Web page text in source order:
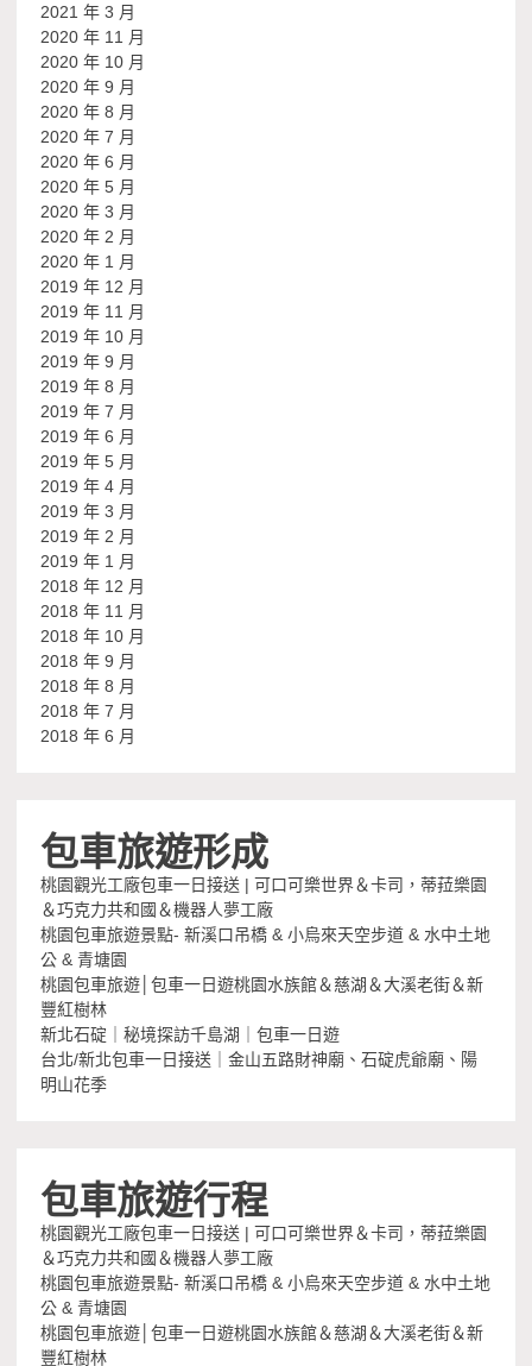
2021 年 3 月
2020 年 11 月
2020 年 10 月
2020 年 9 月
2020 年 8 月
2020 年 7 月
2020 年 6 月
2020 年 5 月
2020 年 3 月
2020 年 2 月
2020 年 1 月
2019 年 12 月
2019 年 11 月
2019 年 10 月
2019 年 9 月
2019 年 8 月
2019 年 7 月
2019 年 6 月
2019 年 5 月
2019 年 4 月
2019 年 3 月
2019 年 2 月
2019 年 1 月
2018 年 12 月
2018 年 11 月
2018 年 10 月
2018 年 9 月
2018 年 8 月
2018 年 7 月
2018 年 6 月
包車旅遊形成
桃園觀光工廠包車一日接送 | 可口可樂世界＆卡司，蒂菈樂園
＆巧克力共和國＆機器人夢工廠
桃園包車旅遊景點- 新溪口吊橋 & 小烏來天空步道 & 水中土地
公 & 青塘園
桃園包車旅遊│包車一日遊桃園水族館＆慈湖＆大溪老街＆新
豐紅樹林
新北石碇｜秘境探訪千島湖｜包車一日遊
台北/新北包車一日接送｜金山五路財神廟、石碇虎爺廟、陽
明山花季
包車旅遊行程
桃園觀光工廠包車一日接送 | 可口可樂世界＆卡司，蒂菈樂園
＆巧克力共和國＆機器人夢工廠
桃園包車旅遊景點- 新溪口吊橋 & 小烏來天空步道 & 水中土地
公 & 青塘園
桃園包車旅遊│包車一日遊桃園水族館＆慈湖＆大溪老街＆新
豐紅樹林